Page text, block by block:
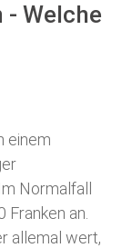
Welche
einem
Normalfall
Franken an.
allemal wert,